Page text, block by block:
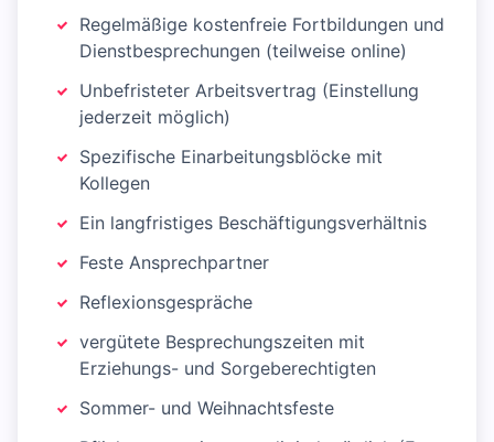
Regelmäßige kostenfreie Fortbildungen und
Dienstbesprechungen (teilweise online)
Unbefristeter Arbeitsvertrag (Einstellung
jederzeit möglich)
Spezifische Einarbeitungsblöcke mit
Kollegen
Ein langfristiges Beschäftigungsverhältnis
Feste Ansprechpartner
Reflexionsgespräche
vergütete Besprechungszeiten mit
Erziehungs- und Sorgeberechtigten
Sommer- und Weihnachtsfeste